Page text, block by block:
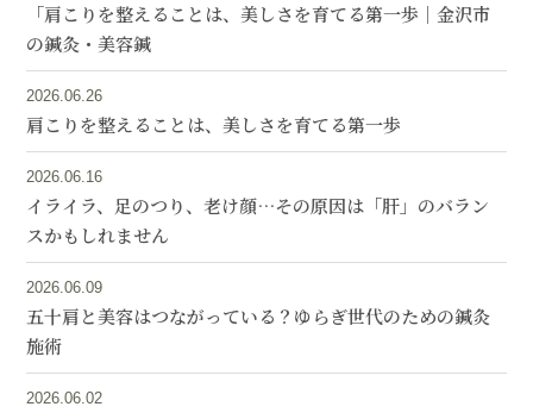
「肩こりを整えることは、美しさを育てる第一歩｜金沢市
の鍼灸・美容鍼
2026.06.26
肩こりを整えることは、美しさを育てる第一歩
2026.06.16
イライラ、足のつり、老け顔…その原因は「肝」のバラン
スかもしれません
2026.06.09
五十肩と美容はつながっている？ゆらぎ世代のための鍼灸
施術
2026.06.02